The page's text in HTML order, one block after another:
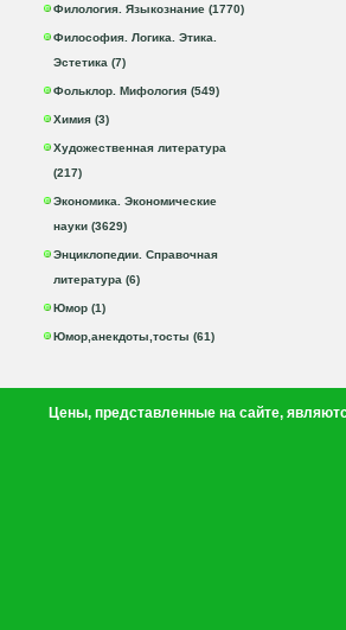
Филология. Языкознание (1770)
Философия. Логика. Этика.
Эстетика (7)
Фольклор. Мифология (549)
Химия (3)
Художественная литература
(217)
Экономика. Экономические
науки (3629)
Энциклопедии. Справочная
литература (6)
Юмор (1)
Юмор,анекдоты,тосты (61)
Цены, представленные на сайте,